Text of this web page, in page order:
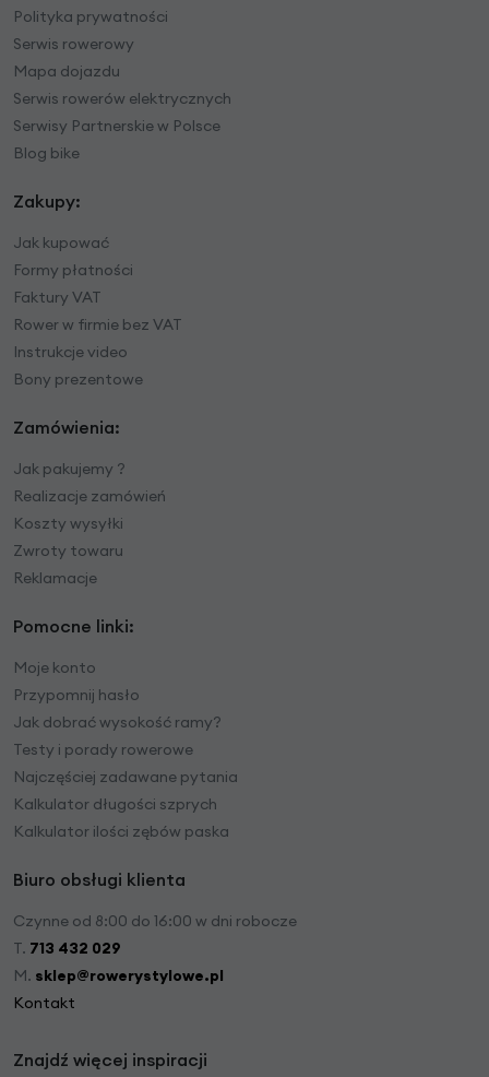
Polityka prywatności
Serwis rowerowy
Mapa dojazdu
Serwis rowerów elektrycznych
Serwisy Partnerskie w Polsce
Blog bike
Zakupy:
Jak kupować
Formy płatności
Faktury VAT
Rower w firmie bez VAT
Instrukcje video
Bony prezentowe
Zamówienia:
Jak pakujemy ?
Realizacje zamówień
Koszty wysyłki
Zwroty towaru
Reklamacje
Pomocne linki:
Moje konto
Przypomnij hasło
Jak dobrać wysokość ramy?
Testy i porady rowerowe
Najczęściej zadawane pytania
Kalkulator długości szprych
Kalkulator ilości zębów paska
Biuro obsługi klienta
Czynne od 8:00 do 16:00 w dni robocze
T. 713 432 029
M. sklep@rowerystylowe.pl
Kontakt
Znajdź więcej inspiracji